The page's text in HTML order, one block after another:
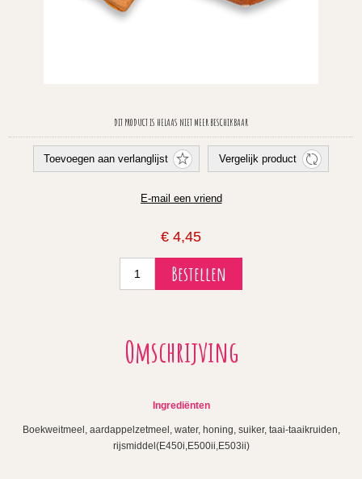
DIT PRODUCT IS HELAAS NIET MEER BESCHIKBAAR
€ 4,45
Omschrijving
Ingrediënten
Boekweitmeel, aardappelzetmeel, water, honing, suiker, taai-taaikruiden,
rijsmiddel(E450i,E500ii,E503ii)